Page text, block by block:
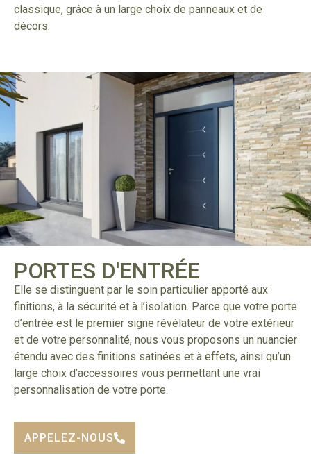
classique, grâce à un large choix de panneaux et de
décors.
PORTES D'ENTRÉE
Elle se distinguent par le soin particulier apporté aux
finitions, à la sécurité et à l’isolation. Parce que votre porte
d’entrée est le premier signe révélateur de votre extérieur
et de votre personnalité, nous vous proposons un nuancier
étendu avec des finitions satinées et à effets, ainsi qu’un
large choix d’accessoires vous permettant une vrai
personnalisation de votre porte.
APPELEZ-NOUS